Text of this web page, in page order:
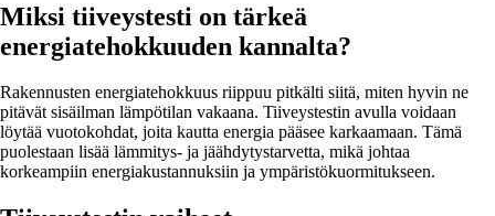
Miksi tiiveystesti on tärkeä
energiatehokkuuden kannalta?
Rakennusten energiatehokkuus riippuu pitkälti siitä, miten hyvin ne
pitävät sisäilman lämpötilan vakaana. Tiiveystestin avulla voidaan
löytää vuotokohdat, joita kautta energia pääsee karkaamaan. Tämä
puolestaan lisää lämmitys- ja jäähdytystarvetta, mikä johtaa
korkeampiin energiakustannuksiin ja ympäristökuormitukseen.